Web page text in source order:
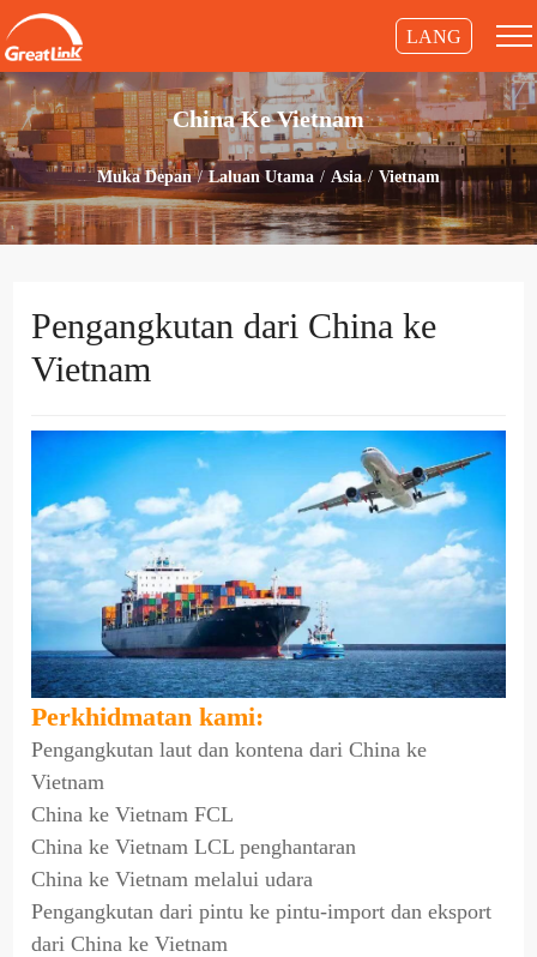
LANG
China Ke Vietnam
Muka Depan Laluan Utama Asia Vietnam
Pengangkutan dari China ke
Vietnam
Perkhidmatan kami:
Pengangkutan laut dan kontena dari China ke
Vietnam
China ke Vietnam FCL
China ke Vietnam LCL penghantaran
China ke Vietnam melalui udara
Pengangkutan dari pintu ke pintu-import dan eksport
dari China ke Vietnam